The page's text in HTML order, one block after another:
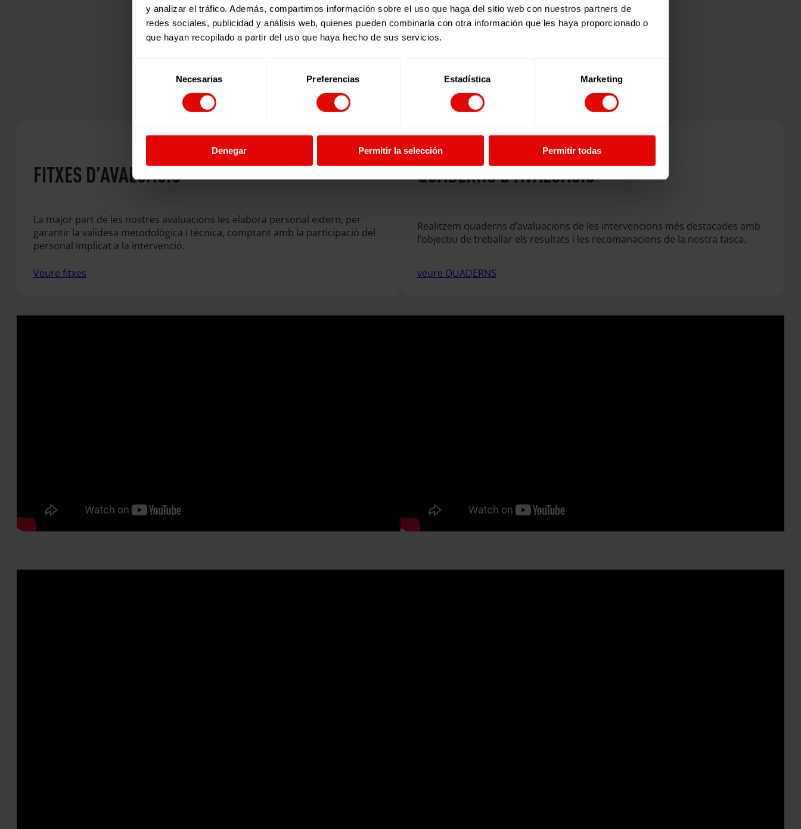
y analizar el tráfico. Además, compartimos información sobre el uso que haga del sitio web con nuestros partners de
redes sociales, publicidad y análisis web, quienes pueden combinarla con otra información que les haya proporcionado o
que hayan recopilado a partir del uso que haya hecho de sus servicios.
consentimiento
Necesarias Preferencias Estadística Marketing
Denegar Permitir la selección Permitir todas
Les nostres avaluacions destacades
FITXES D’AVALUACIÓ
La major part de les nostres avaluacions les elabora personal extern, per
garantir la validesa metodològica i tècnica, comptant amb la participació del
personal implicat a la intervenció.
Veure fitxes
QUADERNS D’AVALUACIÓ
Realitzem quaderns d’avaluacions de les intervencions més destacades amb
l’objectiu de treballar els resultats i les recomanacions de la nostra tasca.
veure QUADERNS